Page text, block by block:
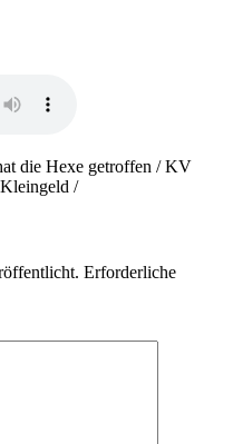
die Hexe getroffen / KV
/
Erforderliche